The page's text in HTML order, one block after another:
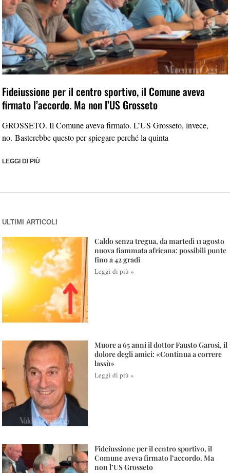
Fideiussione per il centro sportivo, il Comune aveva
firmato l’accordo. Ma non l’US Grosseto
GROSSETO. Il Comune aveva firmato. L’US Grosseto, invece,
no. Basterebbe questo per spiegare perché la quinta
LEGGI DI PIÙ
ULTIMI ARTICOLI
Caldo senza tregua, da martedì 11 agosto
nuova fiammata africana: possibili punte
fino a 42 gradi
Leggi di più »
Muore a 65 anni il dottor Fausto Garosi, il
dolore degli amici: «Continua a correre
lassù»
Leggi di più »
Fideiussione per il centro sportivo, il
Comune aveva firmato l’accordo. Ma
non l’US Grosseto